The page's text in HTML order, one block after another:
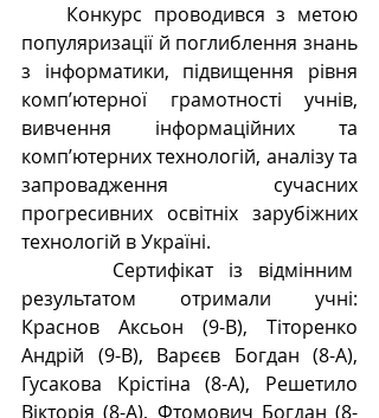
популяризації й поглиблення знань
з інформатики, підвищення рівня
комп’ютерної грамотності учнів,
вивчення інформаційних та
комп’ютерних технологій, аналізу та
запровадження сучасних
прогресивних освітніх зарубіжних
технологій в Україні.
Сертифікат із відмінним
результатом отримали учні:
Краснов Аксьон (9-В), Тіторенко
Андрій (9-В), Варєєв Богдан (8-А),
Гусакова Крістіна (8-А), Решетило
Вікторія (8-А), Фтомович Богдан (8-